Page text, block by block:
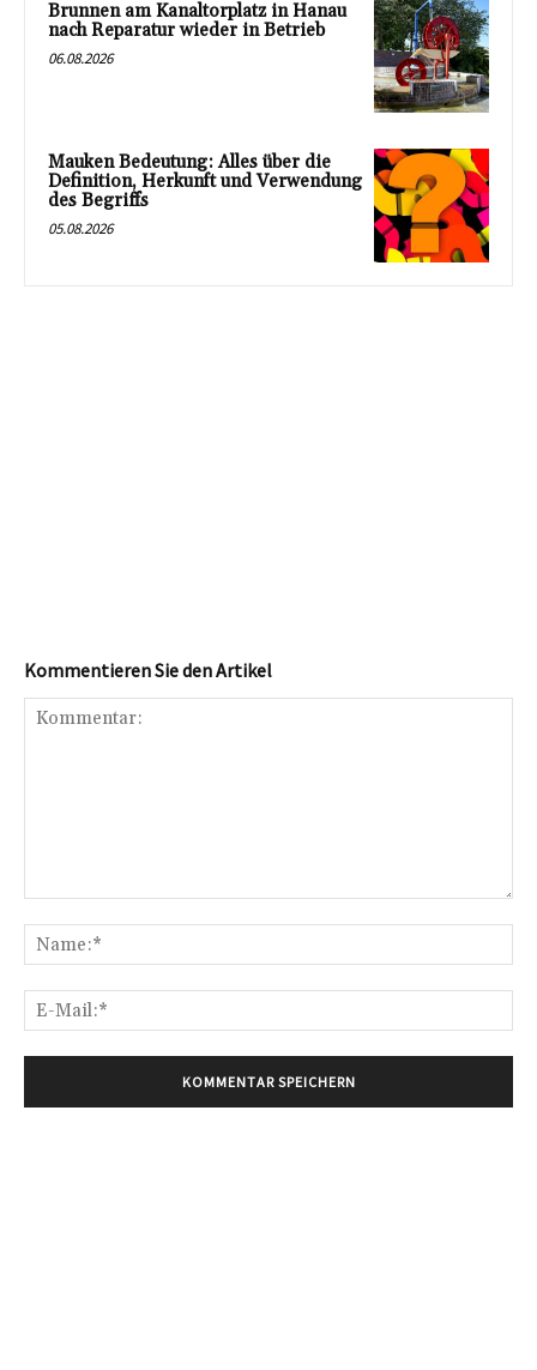
Brunnen am Kanaltorplatz in Hanau
nach Reparatur wieder in Betrieb
06.08.2026
Mauken Bedeutung: Alles über die
Definition, Herkunft und Verwendung
des Begriffs
05.08.2026
Kommentieren Sie den Artikel